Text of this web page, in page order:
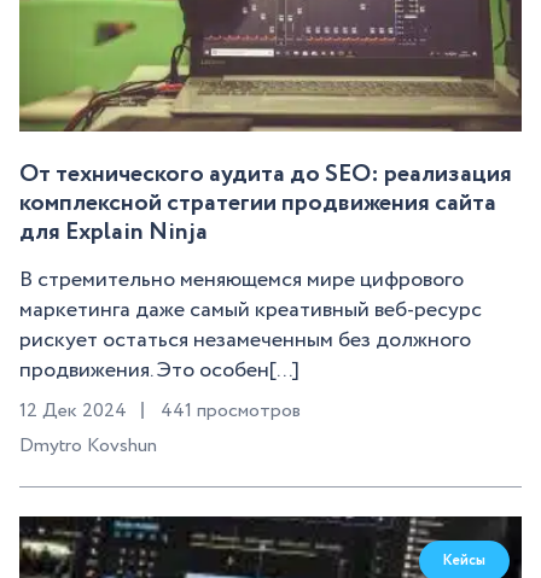
От технического аудита до SEO: реализация
комплексной стратегии продвижения сайта
для Explain Ninja
В стремительно меняющемся мире цифрового
маркетинга даже самый креативный веб-ресурс
рискует остаться незамеченным без должного
продвижения. Это особен[...]
12 Дек 2024
441 просмотров
Dmytro Kovshun
Кейсы